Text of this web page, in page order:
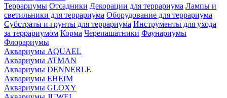
Террариумы Отсадники Декорации для террариума Лампы и
светильники для террариума Оборудование для террариума
Субстраты и грунты для террариума Инструменты для ухода
за террариумом Корма Черепашатники Фаунариумы
Флорариумы
Аквариумы AQUAEL
Аквариумы ATMAN
Аквариумы DENNERLE
Аквариумы EHEIM
Аквариумы GLOXY